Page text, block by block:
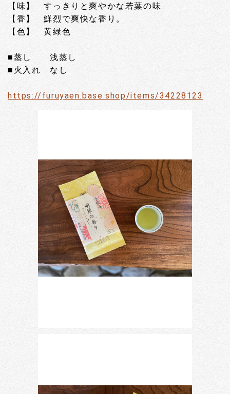
【味】 すっきりと爽やかな若葉の味
【香】 鮮烈で爽快な香り。
【色】 黄緑色
■蒸し 浅蒸し
■火入れ なし
https://furuyaen.base.shop/items/34228123